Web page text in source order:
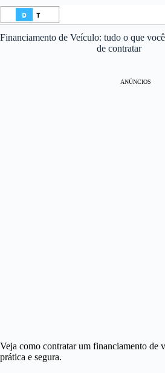
Pular
para
conteúdo
Financiamento de Veículo: tudo o que
de contratar
ANÚNCIOS
Veja como contratar um financiamento de
prática e segura.